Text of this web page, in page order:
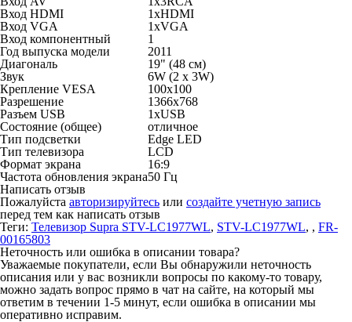
Вход HDMI
1xHDMI
Вход VGA
1xVGA
Вход компонентный
1
Год выпуска модели
2011
Диагональ
19" (48 см)
Звук
6W (2 x 3W)
Крепление VESA
100x100
Разрешение
1366x768
Разъем USB
1xUSB
Состояние (общее)
отличное
Тип подсветки
Edge LED
Тип телевизора
LCD
Формат экрана
16:9
Частота обновления экрана50 Гц
Написать отзыв
Пожалуйста авторизируйтесь или создайте учетную запись
перед тем как написать отзыв
Теги: Телевизор Supra STV-LC1977WL, STV-LC1977WL, , FR-
00165803
Неточность или ошибка в описании товара?
Уважаемые покупатели, если Вы обнаружили неточность
описания или у вас возникли вопросы по какому-то товару,
можно задать вопрос прямо в чат на сайте, на который мы
ответим в течении 1-5 минут, если ошибка в описании мы
оперативно исправим.